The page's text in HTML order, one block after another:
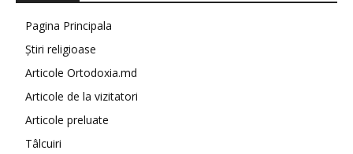
Pagina Principala
Știri religioase
Articole Ortodoxia.md
Articole de la vizitatori
Articole preluate
Tâlcuiri